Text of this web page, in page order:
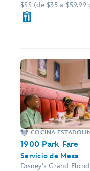
$$$ (de $35 a
COCINA
1900 Park Fare
Servicio de Mesa
Disney's Grand